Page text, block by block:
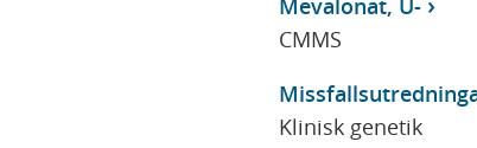
CMMS
Klinisk genetik